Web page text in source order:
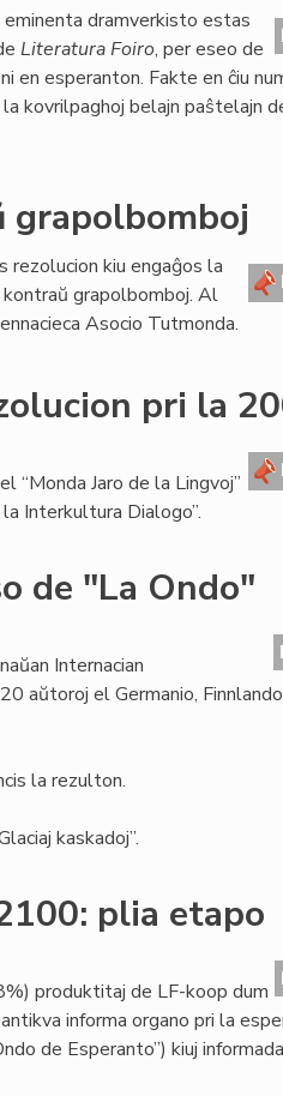
dramverkisto estas
Literatura Foiro, per eseo de
en esperanton. Fakte en ĉiu
kovrilpaghoj belajn paŝtelajn
grapolbomboj
rezolucion kiu engaĝos la
grapolbomboj. Al
Asocio Tutmonda.
pri la
“Monda Jaro de la Lingvoj”
Interkultura Dialogo”.
de "La Ondo"
Internacian
aŭtoroj el Germanio,
la rezulton.
kaskadoj”.
plia etapo
produktitaj de LF-koop dum
informa organo pri la
de Esperanto”) kiuj